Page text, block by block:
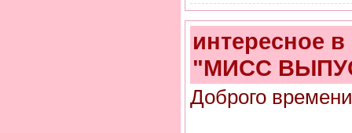
интересное
"МИСС
Доброго